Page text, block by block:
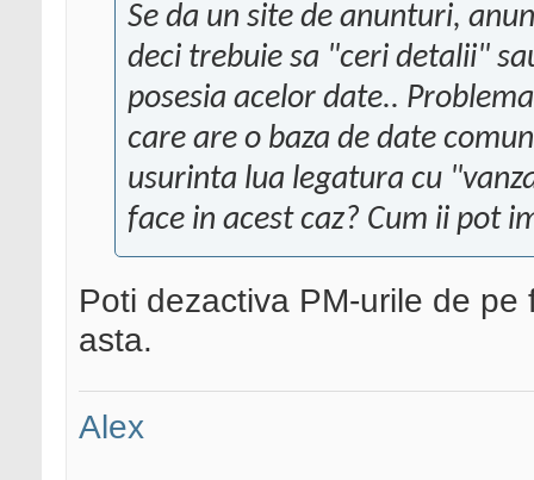
Se da un site de anunturi,
deci trebuie sa "ceri detalii"
posesia acelor date..
care are o baza de date
usurinta lua legatura cu
face in acest caz? Cum ii pot
Poti dezactiva PM-urile de
asta.
Alex